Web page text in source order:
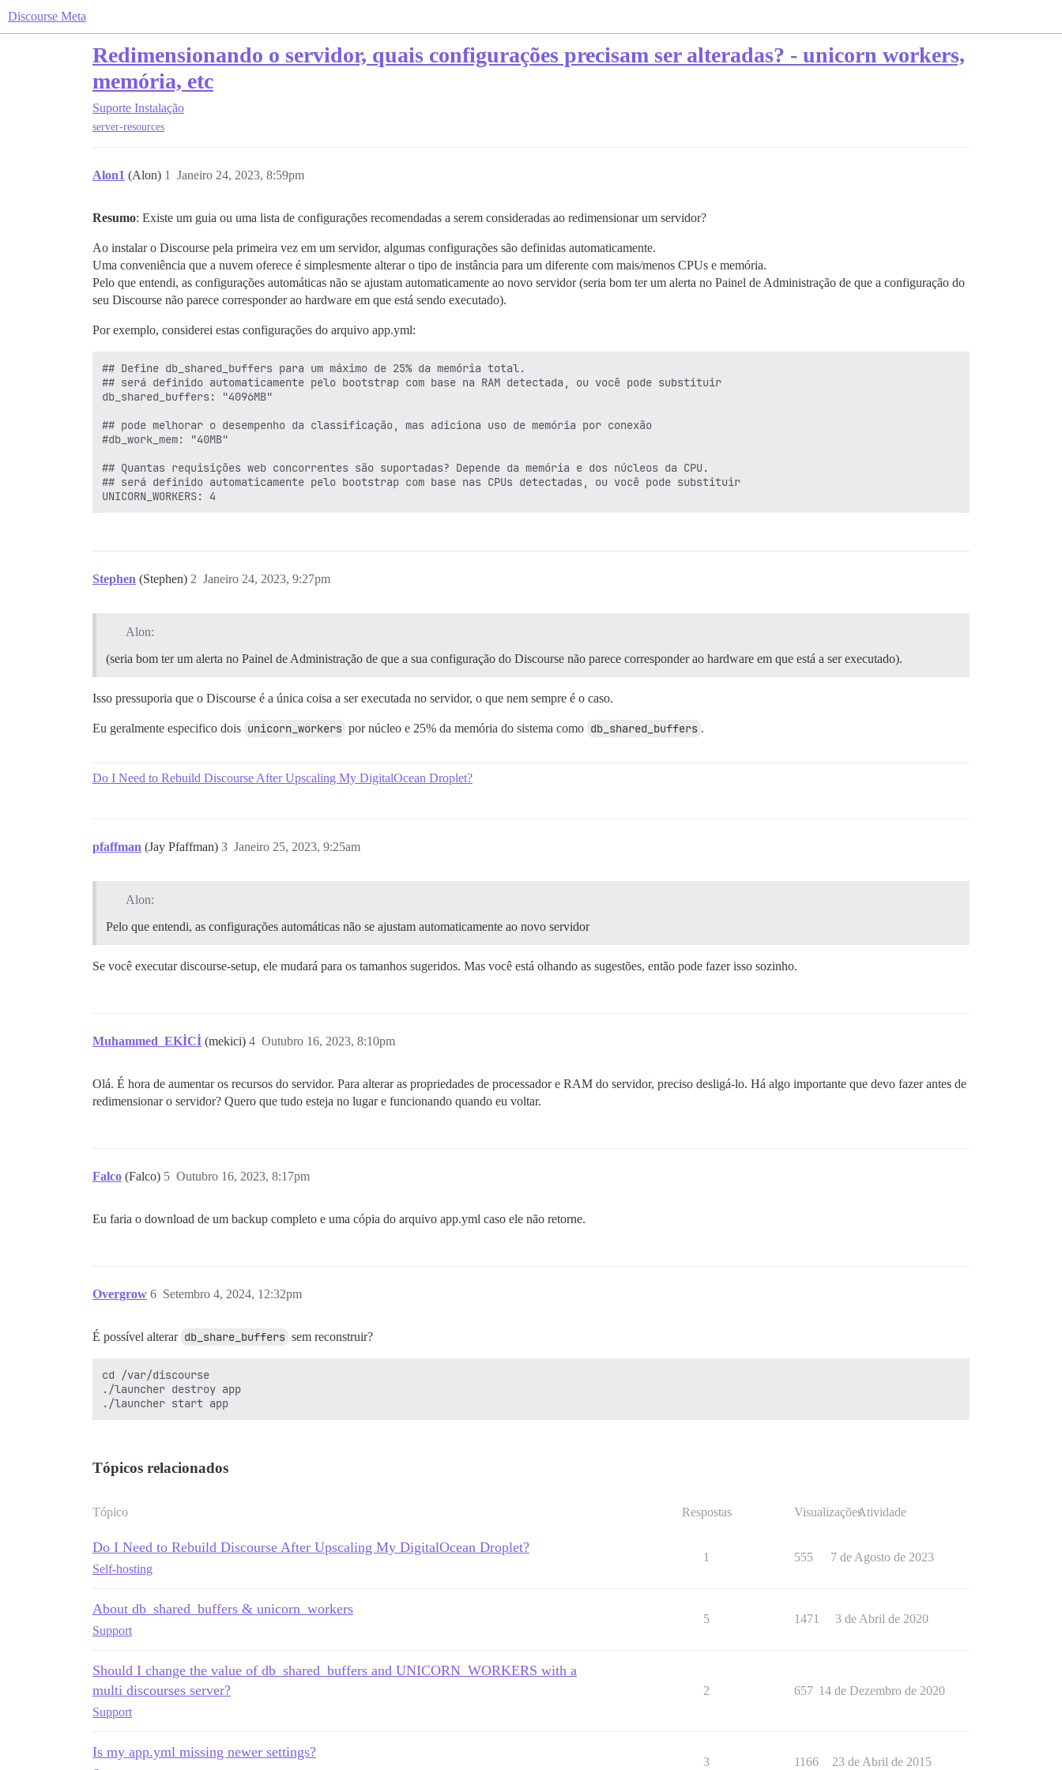
Discourse Meta
Redimensionando o servidor, quais configurações precisam ser alteradas? - unicorn workers,
memória, etc
Suporte Instalação
server-resources
Alon1 (Alon) Janeiro 24, 2023, 8:59pm
1
Resumo: Existe um guia ou uma lista de configurações recomendadas a serem consideradas ao redimensionar um servidor?
Ao instalar o Discourse pela primeira vez em um servidor, algumas configurações são definidas automaticamente.
Uma conveniência que a nuvem oferece é simplesmente alterar o tipo de instância para um diferente com mais/menos CPUs e memória.
Pelo que entendi, as configurações automáticas não se ajustam automaticamente ao novo servidor (seria bom ter um alerta no Painel de Administração de que a configuração do
seu Discourse não parece corresponder ao hardware em que está sendo executado).
Por exemplo, considerei estas configurações do arquivo app.yml:
## Define db_shared_buffers para um máximo de 25% da memória total.
## será definido automaticamente pelo bootstrap com base na RAM detectada, ou você pode substituir
db_shared_buffers: "4096MB"
## pode melhorar o desempenho da classificação, mas adiciona uso de memória por conexão
#db_work_mem: "40MB"
## Quantas requisições web concorrentes são suportadas? Depende da memória e dos núcleos da CPU.
## será definido automaticamente pelo bootstrap com base nas CPUs detectadas, ou você pode substituir
Stephen (Stephen) Janeiro 24, 2023, 9:27pm
2
Alon:
(seria bom ter um alerta no Painel de Administração de que a sua configuração do Discourse não parece corresponder ao hardware em que está a ser executado).
Isso pressuporia que o Discourse é a única coisa a ser executada no servidor, o que nem sempre é o caso.
Eu geralmente especifico dois unicorn_workers por núcleo e 25% da memória do sistema como db_shared_buffers .
Do I Need to Rebuild Discourse After Upscaling My DigitalOcean Droplet?
pfaffman (Jay Pfaffman) Janeiro 25, 2023, 9:25am
3
Alon:
Pelo que entendi, as configurações automáticas não se ajustam automaticamente ao novo servidor
Se você executar discourse-setup, ele mudará para os tamanhos sugeridos. Mas você está olhando as sugestões, então pode fazer isso sozinho.
Muhammed_EKİCİ (mekici) Outubro 16, 2023, 8:10pm
4
Olá. É hora de aumentar os recursos do servidor. Para alterar as propriedades de processador e RAM do servidor, preciso desligá-lo. Há algo importante que devo fazer antes de
redimensionar o servidor? Quero que tudo esteja no lugar e funcionando quando eu voltar.
Falco (Falco) Outubro 16, 2023, 8:17pm
5
Eu faria o download de um backup completo e uma cópia do arquivo app.yml caso ele não retorne.
Overgrow Setembro 4, 2024, 12:32pm
6
É possível alterar db_share_buffers sem reconstruir?
cd /var/discourse
./launcher destroy app
Tópicos relacionados
Tópico Respostas VisualizaçõesAtividade
Do I Need to Rebuild Discourse After Upscaling My DigitalOcean Droplet?
Self-hosting
1 555 7 de Agosto de 2023
About db_shared_buffers & unicorn_workers
Support
5 1471 3 de Abril de 2020
Should I change the value of db_shared_buffers and UNICORN_WORKERS with a
multi discourses server?
Support
2 657 14 de Dezembro de 2020
Is my app.yml missing newer settings?
3 1166 23 de Abril de 2015